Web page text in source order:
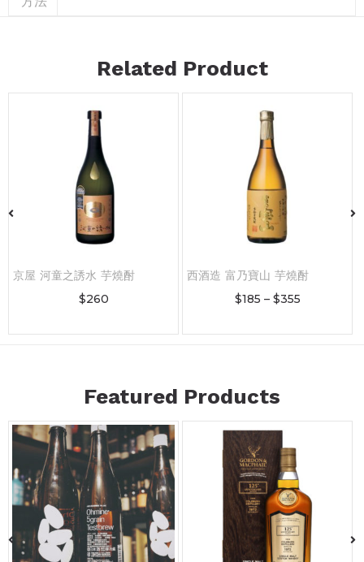
Related Product
京屋 河童之誘水 芋燒酎
$260
西酒造 富乃寶山 芋燒酎
$185 – $355
Featured Products